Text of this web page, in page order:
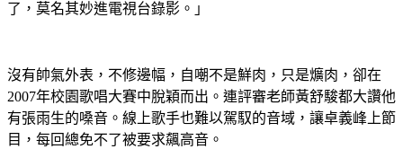
了，莫名其妙進電視台錄影。」
沒有帥氣外表，不修邊幅，自嘲不是鮮肉，只是爌肉，卻在
2007年校園歌唱大賽中脫穎而出。連評審老師黃舒駿都大讚他
有張雨生的嗓音。線上歌手也難以駕馭的音域，讓卓義峰上節
目，每回總免不了被要求飆高音。